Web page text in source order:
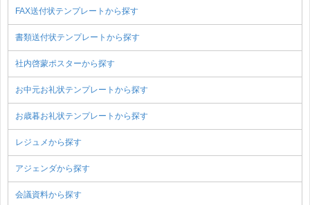
FAX送付状テンプレートから探す
書類送付状テンプレートから探す
社内啓蒙ポスターから探す
お中元お礼状テンプレートから探す
お歳暮お礼状テンプレートから探す
レジュメから探す
アジェンダから探す
会議資料から探す